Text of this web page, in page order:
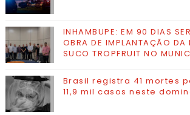
INHAMBUPE: EM 90 DIAS
OBRA DE IMPLANTAÇÃO DA
SUCO TROPFRUIT NO
Brasil registra 41 mortes
11,9 mil casos neste